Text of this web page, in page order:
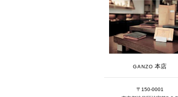
GANZO 本店
〒150-0001